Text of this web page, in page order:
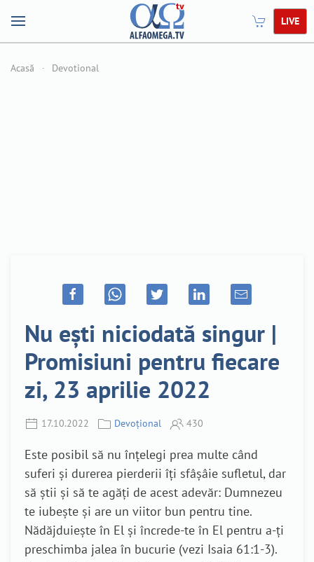
LIVE
Acasă Devotional
Nu ești niciodată singur |
Promisiuni pentru fiecare
zi, 23 aprilie 2022
17.10.2022 Devoțional 430
Este posibil să nu înțelegi prea multe când
suferi și durerea pierderii îți sfâșâie sufletul, dar
să știi și să te agăți de acest adevăr: Dumnezeu
te iubește și are un viitor bun pentru tine.
Nădăjduiește în El și încrede-te în El pentru a-ți
preschimba jalea în bucurie (vezi Isaia 61:1-3).